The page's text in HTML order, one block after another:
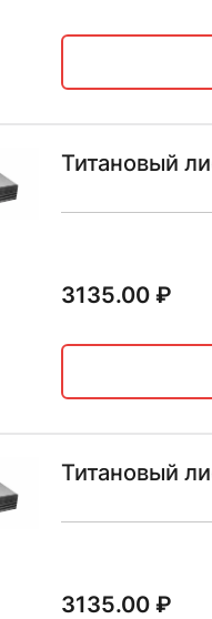
Титановый
3135.00₽
Титановый
3135.00₽